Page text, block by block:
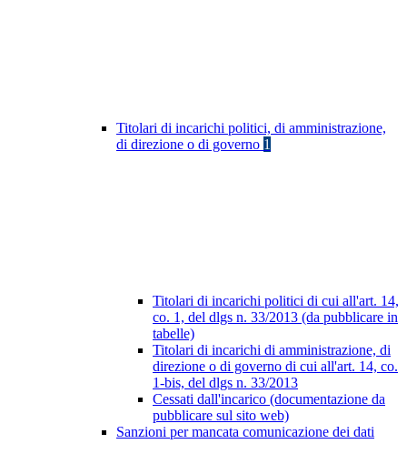
Titolari di incarichi politici, di amministrazione,
di direzione o di governo 1
Titolari di incarichi politici di cui all'art. 14,
co. 1, del dlgs n. 33/2013 (da pubblicare in
tabelle)
Titolari di incarichi di amministrazione, di
direzione o di governo di cui all'art. 14, co.
1-bis, del dlgs n. 33/2013
Cessati dall'incarico (documentazione da
pubblicare sul sito web)
Sanzioni per mancata comunicazione dei dati